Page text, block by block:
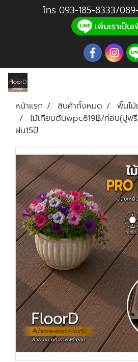
โทร 093-185-8333/
หน้าแรก สินค้าทั้งหมด
พื้นไ
ไม้เทียมตันwpc819฿/ท่อน(ปูฟ
ฝน15ปี